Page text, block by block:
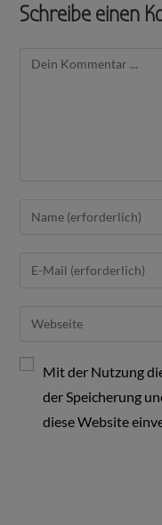
Schreibe einen
Mit der Nutzung
der Speicherung
diese Website